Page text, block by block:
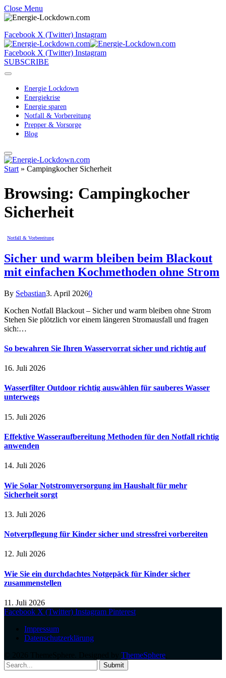
Close Menu
Facebook X (Twitter) Instagram
Facebook X (Twitter) Instagram
SUBSCRIBE
Energie Lockdown
Energiekrise
Energie sparen
Notfall & Vorbereitung
Prepper & Vorsorge
Blog
Start » Campingkocher Sicherheit
Browsing: Campingkocher
Sicherheit
Notfall & Vorbereitung
Sicher und warm bleiben beim Blackout
mit einfachen Kochmethoden ohne Strom
By Sebastian3. April 20260
Kochen Notfall Blackout – Sicher und warm bleiben ohne Strom
Stehen Sie plötzlich vor einem längeren Stromausfall und fragen
sich:…
So bewahren Sie Ihren Wasservorrat sicher und richtig auf
16. Juli 2026
Wasserfilter Outdoor richtig auswählen für sauberes Wasser
unterwegs
15. Juli 2026
Effektive Wasseraufbereitung Methoden für den Notfall richtig
anwenden
14. Juli 2026
Wie Solar Notstromversorgung im Haushalt für mehr
Sicherheit sorgt
13. Juli 2026
Notverpflegung für Kinder sicher und stressfrei vorbereiten
12. Juli 2026
Wie Sie ein durchdachtes Notgepäck für Kinder sicher
zusammenstellen
11. Juli 2026
Facebook X (Twitter) Instagram Pinterest
Impressum
Datenschutzerklärung
ThemeSphere
Submit